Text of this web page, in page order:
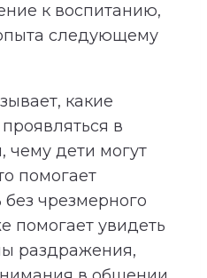
к воспитанию,
следующему
какие
в
чему дети могут
помогает
без чрезмерного
помогает увидеть
раздражения,